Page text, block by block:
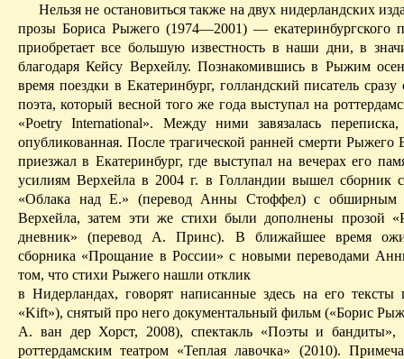
Нельзя не остановиться также на двух нидерландских
прозы Бориса Рыжего (1974—2001) — екатеринбургского
приобретает все большую известность в наши дни, в
благодаря Кейсу Верхейлу. Познакомившись в Рыжим
время поездки в Екатеринбург, голландский писатель сразу
поэта, который весной того же года выступал на
«Poetry International». Между ними завязалась переписка,
опубликованная. После трагической ранней смерти Рыжего
приезжал в Екатеринбург, где выступал на вечерах его
усилиямВерхейла в 2004 г. в Голландии вышел сборник
«Облака над Е.» (перевод Анны Стоффел) с обширным
Верхейла, затем эти же стихи были дополнены прозой «
дневник» (перевод А.Принс). В ближайшее время
сборника «Прощание в России» с новыми переводами
том, что стихи Рыжего нашли отклик
в Нидерландах, говорят написанные здесь на его тексты
«Kift»), снятый про него документальный фильм («Борис
А. ван дер Хорст, 2008), спектакль «Поэты и бандиты»,
роттердам­ским театром «Теплая лавочка» (2010).